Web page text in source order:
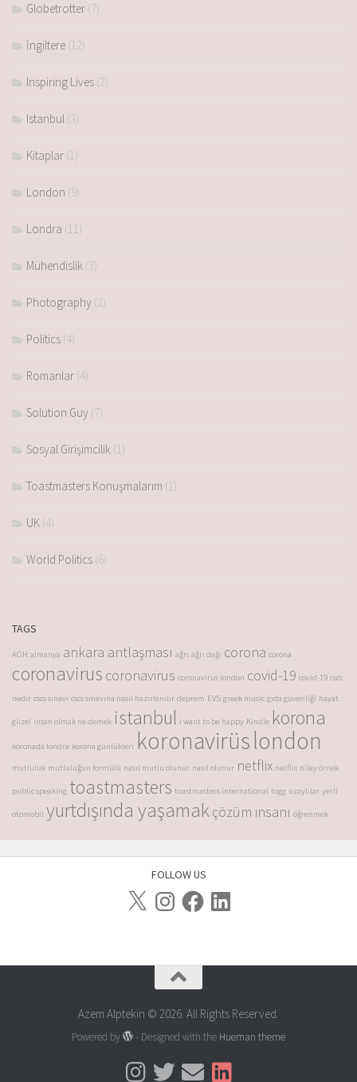
Globetrotter (7)
İngiltere (12)
Inspiring Lives (2)
Istanbul (3)
Kitaplar (1)
London (9)
Londra (11)
Mühendislik (3)
Photography (2)
Politics (4)
Romanlar (4)
Solution Guy (7)
Sosyal Girişimcilik (1)
Toastmasters Konuşmalarım (1)
UK (4)
World Politics (6)
TAGS
AGH almanya ankara antlaşması ağrı ağrı dağı corona corona
coronavirus coronavirus coronavirus london covid-19 covid-19 cscs
nedir cscs sınavı cscs sınavına nasıl hazırlanılır deprem EVS greek music gıda güvenliği hayat
güzel insan olmak ne demek istanbul i want to be happy Kindle korona
koronada londra korona günlükleri koronavirüslondon
mutluluk mutluluğun formülü nasıl mutlu olunur nasıl olunur netflix netflix nilay örnek
public speaking toastmasters toastmasters international togg uzaylılar yerli
otomobil yurtdışında yaşamakçözüm insanı öğrenmek
FOLLOW US
Azem Alptekin © 2026. All Rights Reserved.
Powered by - Designed with the Hueman theme